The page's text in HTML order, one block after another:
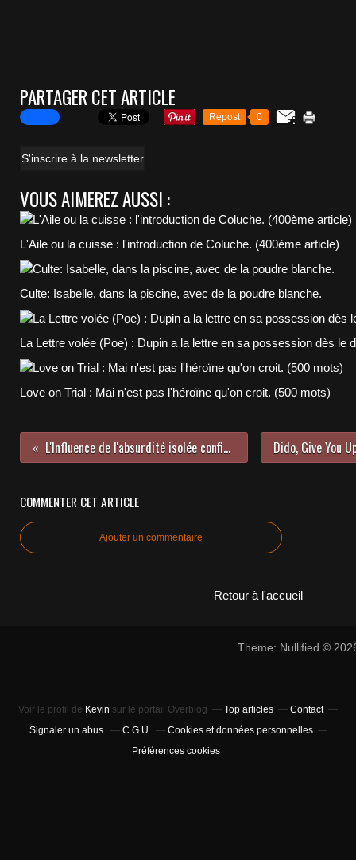
PARTAGER CET ARTICLE
Repost 0
S'inscrire à la newsletter
VOUS AIMEREZ AUSSI :
L'Aile ou la cuisse : l'introduction de Coluche. (400ème article)
Culte: Isabelle, dans la piscine, avec de la poudre blanche.
La Lettre volée (Poe) : Dupin a la lettre en sa possession dès le
Love on Trial : Mai n'est pas l'héroïne qu'on croit. (500 mots)
L'Influence de l'absurdité isolée confiante. (1800 mots)
COMMENTER CET ARTICLE
Ajouter un commentaire
Retour à l'accueil
Theme: Nullified ©
Voir le profil de Kevin sur le portail Overblog Top articles
Contact
Signaler un abus
C.G.U.
Cookies et données personnelles
Préférences cookies